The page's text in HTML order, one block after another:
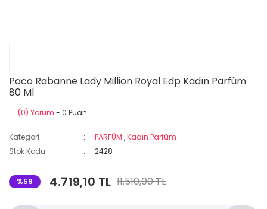
Paco Rabanne Lady Million Royal Edp Kadın Parfüm
80 Ml
(0) Yorum - 0 Puan
Kategori PARFÜM ,Kadın Parfüm
Stok Kodu
2428
%59 4.719,10 TL 11.510,00 TL